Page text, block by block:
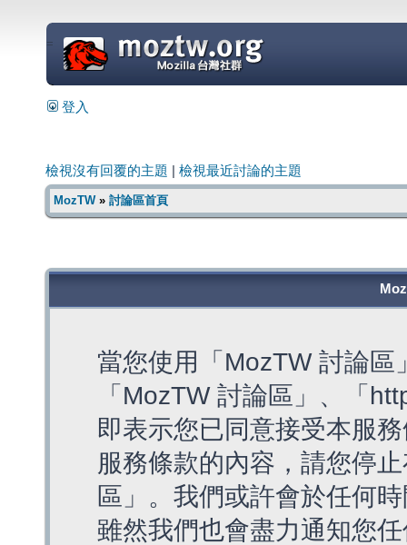
=
登入
檢視沒有回覆的主題 檢視最近討論的主題
MozTW» 討論區首頁
當您使用「MozTW 討論
「MozTW 討論區」、「
即表示您已同意接受本服
服務條款的內容，請您停
區」。我們或許會於任何
雖然我們也會盡力通知您